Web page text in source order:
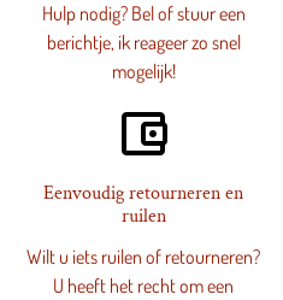
Hulp nodig? Bel of stuur een
berichtje, ik reageer zo snel
mogelijk!
account_balance_wallet
Eenvoudig retourneren en
ruilen
Wilt u iets ruilen of retourneren?
U heeft het recht om een